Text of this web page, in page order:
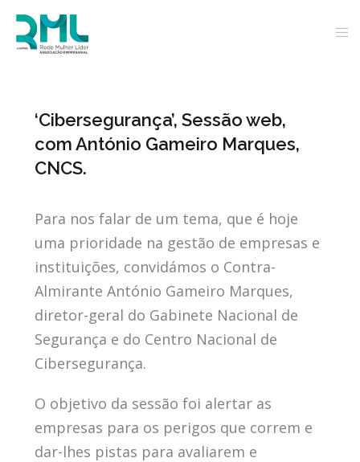
‘Cibersegurança’, Sessão web,
com António Gameiro Marques,
CNCS.
Para nos falar de um tema, que é hoje
uma prioridade na gestão de empresas e
instituições, convidámos o Contra-
Almirante António Gameiro Marques,
diretor-geral do Gabinete Nacional de
Segurança e do Centro Nacional de
Cibersegurança.
O objetivo da sessão foi alertar as
empresas para os perigos que correm e
dar-lhes pistas para avaliarem e